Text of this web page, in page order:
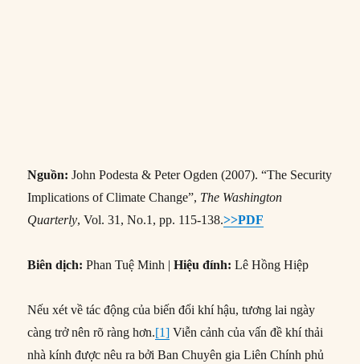
càng trở nên rõ ràng hơn.[1]Viễn cảnh của vấn đề khí thải
nhà kính được nêu ra bởi Ban Chuyên gia Liên Chính phủ
về Biến đổi Khí hậu (IPCC) dự báo trước một thế giới mà
thiếu hụt trầm trọng nguồn nước và lương thực, bởi thiên tai
chết người. [2]Không có một giải pháp kỹ thuật hay chính
trị dự trù nàoContinue reading“#67 – Hệ lụy an ninh của vấn đề